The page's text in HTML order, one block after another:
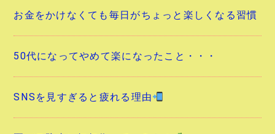
お金をかけなくても毎日がちょっと楽しくなる習慣
50代になってやめて楽になったこと・・・
SNSを見すぎると疲れる理由